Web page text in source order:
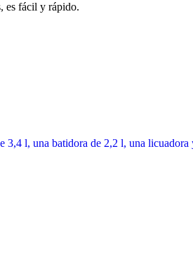
es fácil y rápido.
l, una batidora de 2,2 l, una